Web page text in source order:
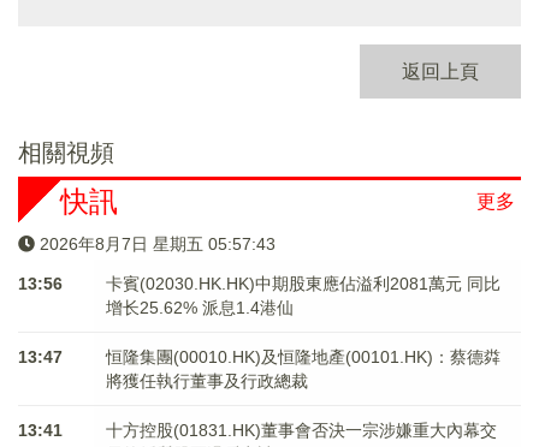
返回上頁
相關視頻
更多
快訊
2026年8月7日 星期五 05:57:44
13:56
卡賓(02030.HK.HK)中期股東應佔溢利2081萬元 同比
增长25.62% 派息1.4港仙
13:47
恒隆集團(00010.HK)及恒隆地產(00101.HK)：蔡德粦
將獲任執行董事及行政總裁
13:41
十方控股(01831.HK)董事會否決一宗涉嫌重大內幕交